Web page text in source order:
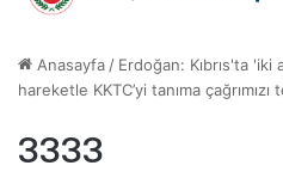
Anasayfa / Erdoğan: Kıbrıs'ta
hareketle KKTC’yi tanıma çağrımızı
3333